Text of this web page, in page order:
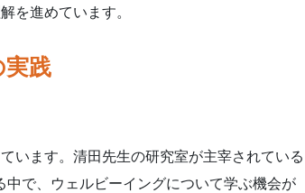
を進めています。
践
います。清田先生の研究室が主宰されている
で、ウェルビーイングについて学ぶ機会が